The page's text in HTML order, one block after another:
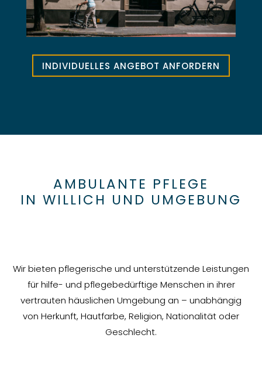
INDIVIDUELLES ANGEBOT ANFORDERN
AMBULANTE PFLEGE
IN WILLICH UND UMGEBUNG
Wir bieten pflegerische und unterstützende Leistungen
für hilfe- und pflegebedürftige Menschen in ihrer
vertrauten häuslichen Umgebung an – unabhängig
von Herkunft, Hautfarbe, Religion, Nationalität oder
Geschlecht.